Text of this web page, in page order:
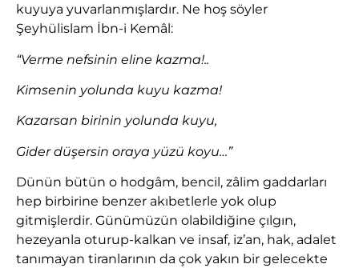
kuyuya yuvarlanmışlardır. Ne hoş söyler
Şeyhülislam İbn-i Kemâl:
“Verme nefsinin eline kazma!..
Kimsenin yolunda kuyu kazma!
Kazarsan birinin yolunda kuyu,
Gider düşersin oraya yüzü koyu…”
Dünün bütün o hodgâm, bencil, zâlim gaddarları
hep birbirine benzer akıbetlerle yok olup
gitmişlerdir. Günümüzün olabildiğine çılgın,
hezeyanla oturup-kalkan ve insaf, iz’an, hak, adalet
tanımayan tiranlarının da çok yakın bir gelecekte